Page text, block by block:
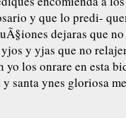
y que lo predi-
dejaras que
y yjas que no
yo los onrare en esta
santa ynes gloriosa